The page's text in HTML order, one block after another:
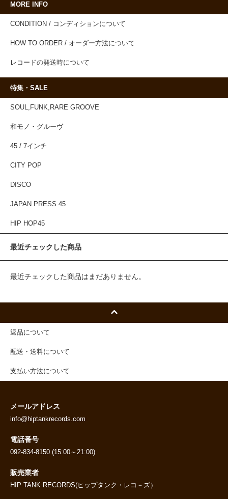
MORE INFO
CONDITION / コンディションについて
HOW TO ORDER / オーダー方法について
レコードの発送時について
特集・SALE
SOUL,FUNK,RARE GROOVE
和モノ・グルーヴ
45 / 7インチ
CITY POP
DISCO
JAPAN PRESS 45
HIP HOP45
最近チェックした商品
最近チェックした商品はまだありません。
返品について
配送・送料について
支払い方法について
メールアドレス
info@hiptankrecords.com
電話番号
092-834-8150 (15:00～21:00)
販売業者
HIP TANK RECORDS(ヒップタンク・レコ－ズ）